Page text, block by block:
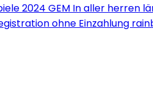
2024 GEM In aller herren
ohne Einzahlung